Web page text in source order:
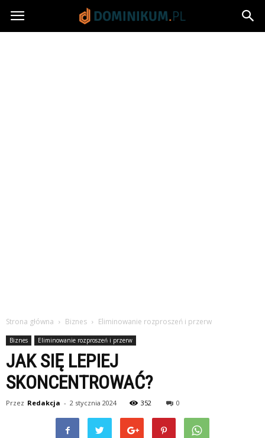
Dominikum.pl
Strona główna Biznes Eliminowanie rozproszeń i przerw
Biznes Eliminowanie rozproszeń i przerw
JAK SIĘ LEPIEJ
SKONCENTROWAĆ?
Przez Redakcja - 2 stycznia 2024 352 0